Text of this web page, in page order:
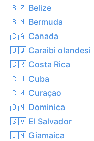
🇧🇿 Belize
🇧🇲 Bermuda
🇨🇦 Canada
🇧🇶 Caraibi olandesi
🇨🇷 Costa Rica
🇨🇺 Cuba
🇨🇼 Curaçao
🇩🇲 Dominica
🇸🇻 El Salvador
🇯🇲 Giamaica